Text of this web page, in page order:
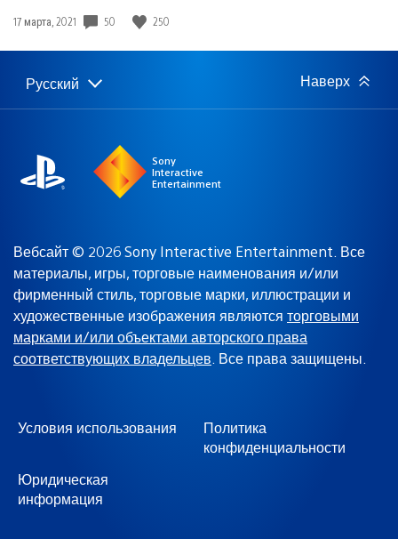
Дата
17 марта, 2021 50 250
Выбор
региона
Выбранный
регион:
Русский Наверх
Sony
Interactive
Entertainment
Вебсайт © 2026 Sony Interactive Entertainment. Все
материалы, игры, торговые наименования и/или
фирменный стиль, торговые марки, иллюстрации и
художественные изображения являются торговыми
марками и/или объектами авторского права
соответствующих владельцев. Все права защищены.
Условия использования
Политика
конфиденциальности
Юридическая
информация